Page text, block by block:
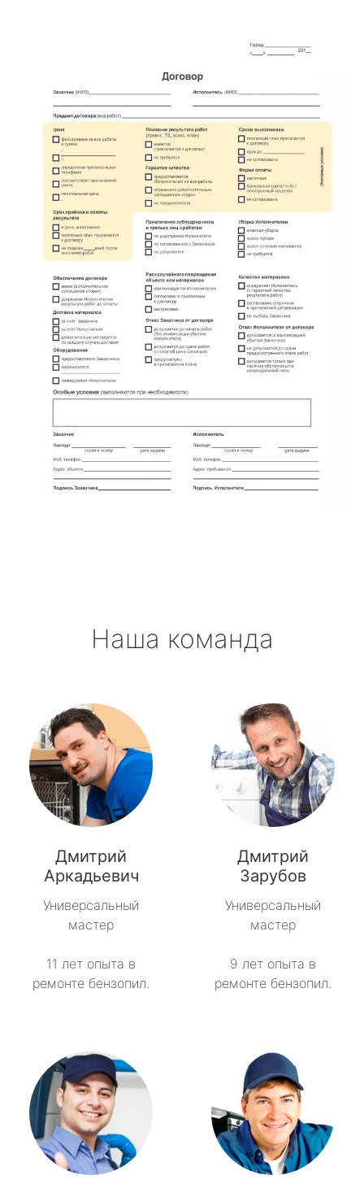
Наша команда
Дмитрий
Аркадьевич
Универсальный
мастер
11 лет опыта в
ремонте бензопил.
Дмитрий
Зарубов
Универсальный
мастер
9 лет опыта в
ремонте бензопил.